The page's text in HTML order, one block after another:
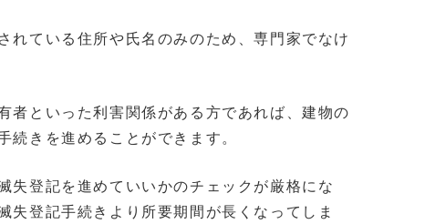
れている住所や氏名のみのため、専門家でなけ
者といった利害関係がある方であれば、建物の
続きを進めることができます。
失登記を進めていいかのチェックが厳格にな
失登記手続きより所要期間が長くなってしま